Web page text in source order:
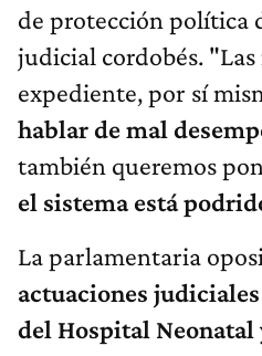
de protección política
judicial cordobés. "Las
expediente, por sí
hablar de mal
también queremos
el sistema está
La parlamentaria
actuaciones
del Hospital Neonatal